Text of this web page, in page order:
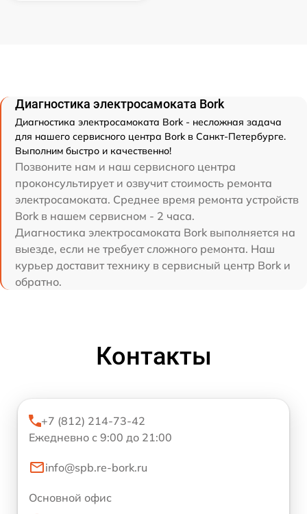
Диагностика электросамоката Bork
Диагностика электросамоката Bork - несложная задача
для нашего сервисного центра Bork в Санкт-Петербурге.
Выполним быстро и качественно!
Позвоните нам и наш сервисного центра
проконсультирует и озвучит стоимость ремонта
электросамоката. Среднее время ремонта устройств
Bork в нашем сервисном - 2 часа.
Диагностика электросамоката Bork выполняется на
выезде, если не требует сложного ремонта. Наш
курьер доставит технику в сервисный центр Bork и
обратно.
Контакты
+7 (812) 214-73-42
Ежедневно с 9:00 до 21:00
info@spb.re-bork.ru
Основной офис